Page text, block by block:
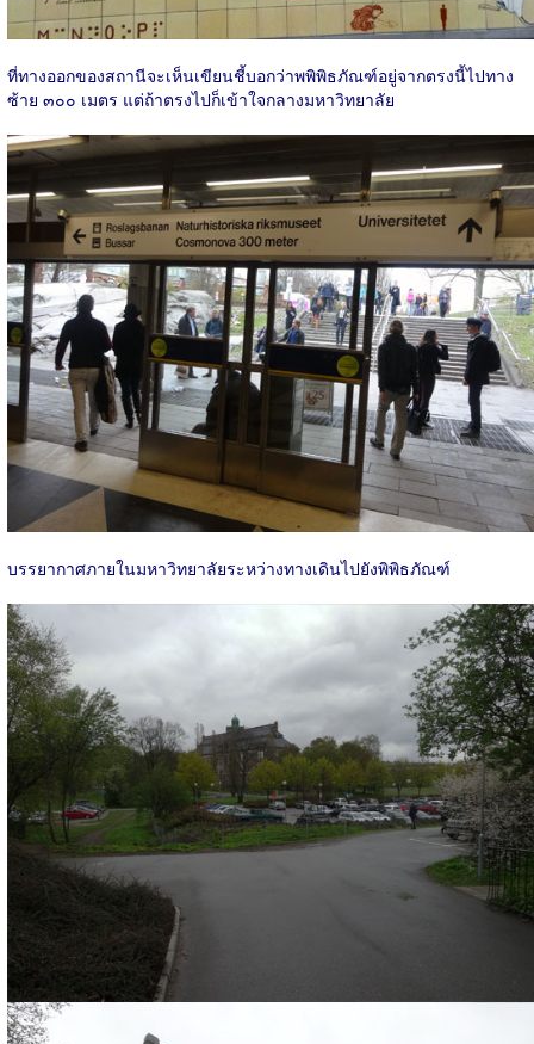
ที่ทางออกของสถานีจะเห็นเขียนชี้บอกว่าพพิพิธภัณฑ์อยู่จากตรงนี้ไปทาง
ซ้าย ๓๐๐ เมตร แต่ถ้าตรงไปก็เข้าใจกลางมหาวิทยาลัย
บรรยากาศภายในมหาวิทยาลัยระหว่างทางเดินไปยังพิพิธภัณฑ์